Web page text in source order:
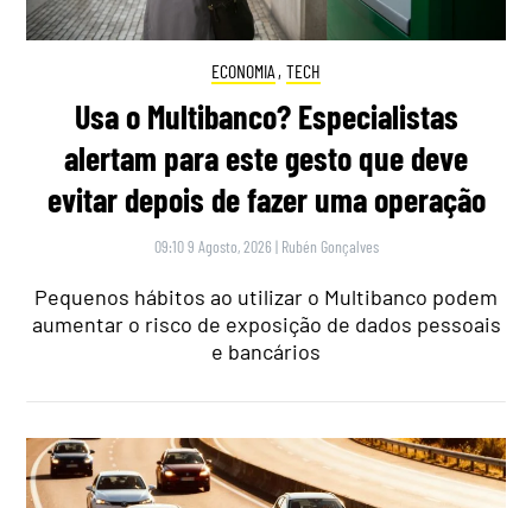
ECONOMIA , TECH
Usa o Multibanco? Especialistas
alertam para este gesto que deve
evitar depois de fazer uma operação
09:10 9 Agosto, 2026 | Rubén Gonçalves
Pequenos hábitos ao utilizar o Multibanco podem
aumentar o risco de exposição de dados pessoais
e bancários